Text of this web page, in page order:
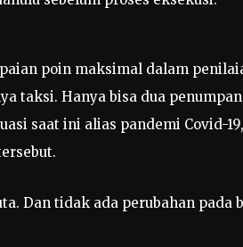
poin maksimal dalam
taksi. Hanya bisa dua
saat ini alias pandemi Covid-
Dan tidak ada perubahan pada